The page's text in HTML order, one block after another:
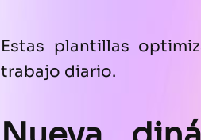
Estas plantillas
trabajo diario.